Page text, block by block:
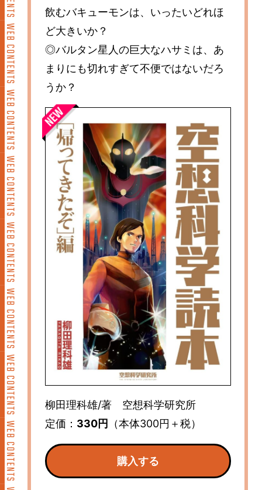
飲むバキューモンは、いったいどれほ
ど大きいか？
◎バルタン星人の巨大なハサミは、あ
まりにも切れすぎて不便ではないだろ
うか？
柳田理科雄/著 空想科学研究所
定価： 330円 （本体300円＋税）
購入する